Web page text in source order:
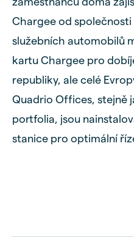
Chargee od společnosti
služebních automobilů
kartu Chargee pro
republiky, ale celé
Quadrio Offices, stejně
portfolia, jsou
stanice pro optimální